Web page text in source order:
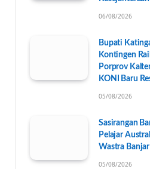
06/08/2026
Bupati
Kontingen
Porprov
KONI Baru
05/08/2026
Sasirangan
Pelajar
Wastra
05/08/2026